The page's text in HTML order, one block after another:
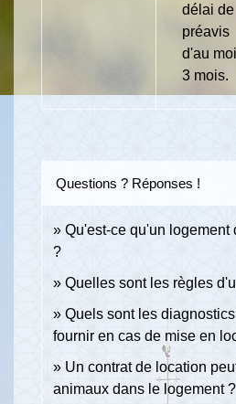
délai de
préavis
d'au
3 mois.
Questions ? Réponses !
Qu'est-ce qu'un logement
?
Quelles sont les règles
Quels sont les
fournir en cas de mise en
Un contrat de location
animaux dans le logement ?